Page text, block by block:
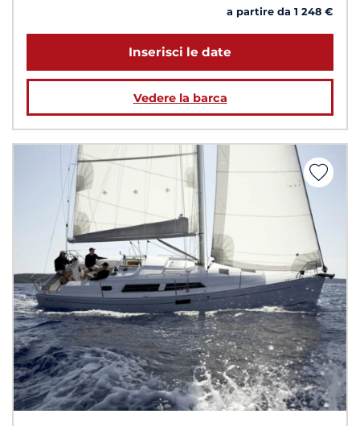
a partire da 1 248 €
Inserisci le date
Vedere la barca